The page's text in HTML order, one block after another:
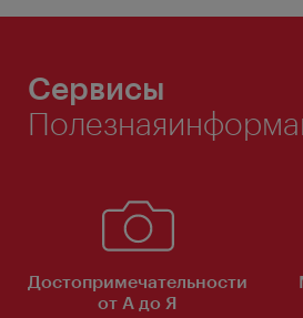
Сервисы
Достопримечательности
от А до Я